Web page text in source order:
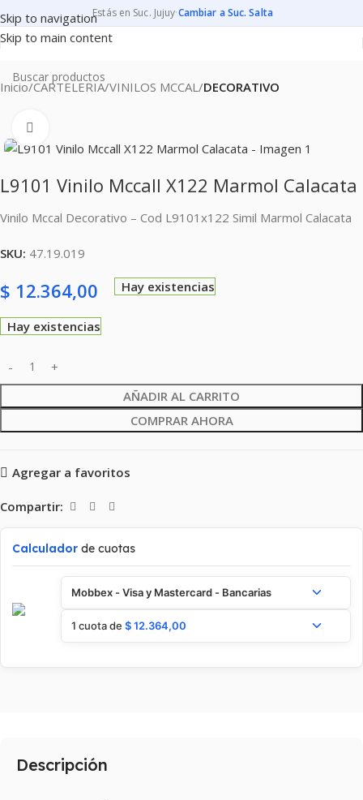
Skip to navigation
Skip to main content
Estás en Suc. Jujuy·Cambiar a Suc. Salta
Inicio CARTELERIA VINILOS MCCAL DECORATIVO
L9101 Vinilo Mccall X122 Marmol Calacata
Vinilo Mccal Decorativo – Cod L9101x122 Simil Marmol Calacata
SKU: 47.19.019
$ 12.364,00 Hay existencias
Hay existencias
AÑADIR AL CARRITO
COMPRAR AHORA
Agregar a favoritos
Compartir:
Calculador de cuotas
Mobbex - Visa y Mastercard - Bancarias
1 cuota de $12.364,00
Descripción